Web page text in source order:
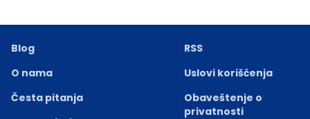
Blog
O nama
Česta pitanja
RSS
Uslovi korišćenja
Obaveštenje o
privatnosti